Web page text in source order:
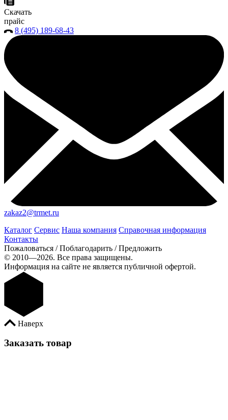
Скачать
прайс
8 (495) 189-68-43
zakaz2@trmet.ru
Каталог Сервис Наша компания Справочная информация
Контакты
Пожаловаться / Поблагодарить / Предложить
© 2010—2026. Все права защищены.
Информация на сайте не является публичной офертой.
Наверх
Заказать товар